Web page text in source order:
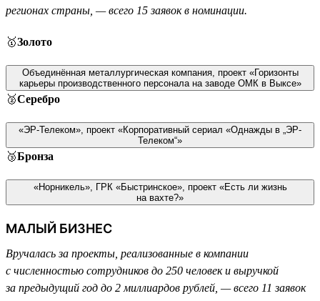
регионах страны, — всего 15 заявок в номинации.
🥇Золото
Объединённая металлургическая компания, проект «Горизонты
карьеры производственного персонала на заводе ОМК в Выксе»
🥈Серебро
«ЭР-Телеком», проект «Корпоративный сериал «Однажды в „ЭР-
Телеком“»
🥉Бронза
«Норникель», ГРК «Быстринское», проект «Есть ли жизнь
на вахте?»
МАЛЫЙ БИЗНЕС
Вручалась за проекты, реализованные в компании
с численностью сотрудников до 250 человек и выручкой
за предыдущий год до 2 миллиардов рублей, — всего 11 заявок